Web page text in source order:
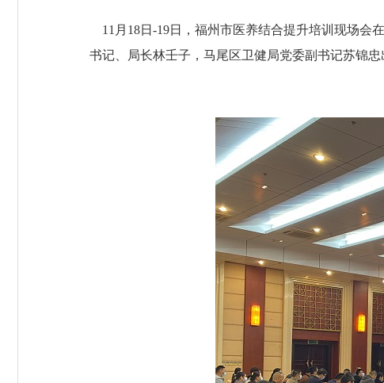
11月18日-19日，福州市医养结合提升培训现场会
书记、局长林壬子，马尾区卫健局党委副书记苏锦忠